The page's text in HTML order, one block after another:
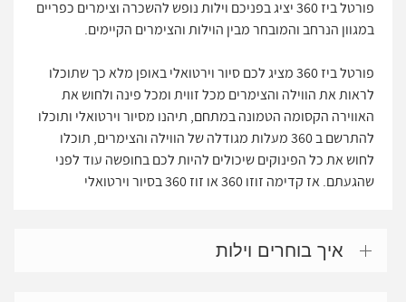
פורטל ביז 360 יציג בפניכם וילות נופש להשכרה וצימרים כפריים
במגוון הנרחב והמובחר מבין הוילות והצימרים הקיימים.
פורטל ביז 360 מציג לכם סיור וירטואלי באופן מלא כך שתוכלו
לראות את הווילה והצימרים מכל זווית ומכל פינה ולחוש את
האווירה הקסומה הטמונה במתחם, תיהנו מסיור וירטואלי ותוכלו
להתרשם ב 360 מעלות מגודלה של הווילה והצימרים, תוכלו
לחוש את כל הפינוקים שיכולים להיות לכם בחופשה עוד לפני
שהגעתם. אז קדימה זוזו 360 או זוז 360 בסיור וירטואלי
איך בוחרים וילות